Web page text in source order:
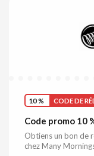
10 % CODE DE
Code promo 10
Obtiens un bon de
chez Many